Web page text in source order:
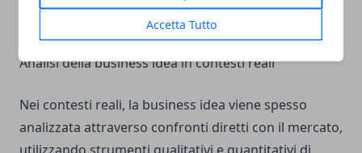
Accetta Tutto
dell’intuizione iniziale.
Analisi della business idea in contesti reali
Nei contesti reali, la business idea viene spesso
analizzata attraverso confronti diretti con il mercato,